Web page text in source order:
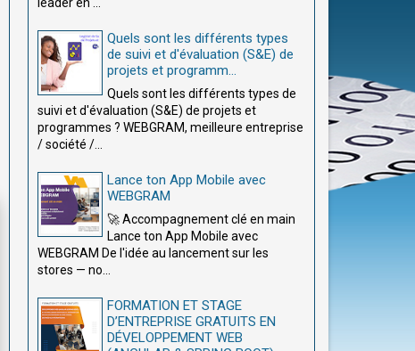
Quels sont les différents types
de suivi et d'évaluation (S&E) de
projets et programm...
Quels sont les différents types de
suivi et d'évaluation (S&E) de projets et
programmes ? WEBGRAM, meilleure entreprise
/ société /...
Lance ton App Mobile avec
WEBGRAM
🚀 Accompagnement clé en main
Lance ton App Mobile avec
WEBGRAM De l'idée au lancement sur les
stores — no...
FORMATION ET STAGE
D’ENTREPRISE GRATUITS EN
DÉVELOPPEMENT WEB